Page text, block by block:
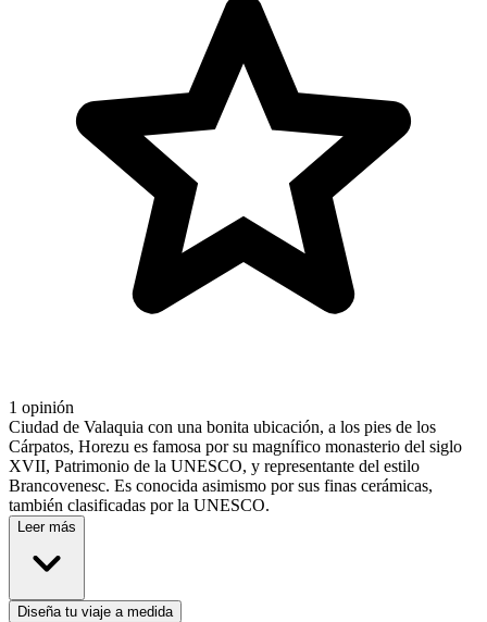
1 opinión
Ciudad de Valaquia con una bonita ubicación, a los pies de los
Cárpatos, Horezu es famosa por su magnífico monasterio del siglo
XVII, Patrimonio de la UNESCO, y representante del estilo
Brancovenesc. Es conocida asimismo por sus finas cerámicas,
también clasificadas por la UNESCO.
Leer más
Diseña tu viaje a medida